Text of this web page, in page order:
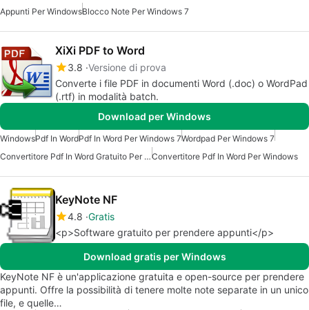
Appunti Per WindowsBlocco Note Per Windows 7
XiXi PDF to Word
3.8 Versione di prova
Converte i file PDF in documenti Word (.doc) o WordPad
(.rtf) in modalità batch.
Download per Windows
WindowsPdf In WordPdf In Word Per Windows 7Wordpad Per Windows 7
Convertitore Pdf In Word Gratuito Per WindowsConvertitore Pdf In Word Per Windows
KeyNote NF
4.8 Gratis
<p>Software gratuito per prendere appunti</p>
Download gratis per Windows
KeyNote NF è un'applicazione gratuita e open-source per prendere
appunti. Offre la possibilità di tenere molte note separate in un unico
file, e quelle…